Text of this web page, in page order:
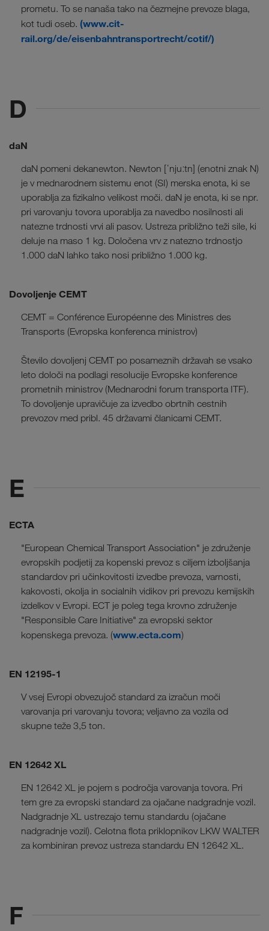
prometu. To se nanaša tako na čezmejne prevoze blaga,
kot tudi oseb. (www.cit-
rail.org/de/eisenbahntransportrecht/cotif/)
D
daN
daN pomeni dekanewton. Newton [ˈnjuːtn] (enotni znak N)
je v mednarodnem sistemu enot (SI) merska enota, ki se
uporablja za fizikalno velikost moči. daN je enota, ki se npr.
pri varovanju tovora uporablja za navedbo nosilnosti ali
natezne trdnosti vrvi ali pasov. Ustreza približno teži sile, ki
deluje na maso 1 kg. Določena vrv z natezno trdnostjo
1.000 daN lahko tako nosi približno 1.000 kg.
Dovoljenje CEMT
CEMT = Conférence Européenne des Ministres des
Transports (Evropska konferenca ministrov)
Število dovoljenj CEMT po posameznih državah se vsako
leto določi na podlagi resolucije Evropske konference
prometnih ministrov (Mednarodni forum transporta ITF).
To dovoljenje upravičuje za izvedbo obrtnih cestnih
prevozov med pribl. 45 državami članicami CEMT.
E
ECTA
"European Chemical Transport Association" je združenje
evropskih podjetij za kopenski prevoz s ciljem izboljšanja
standardov pri učinkovitosti izvedbe prevoza, varnosti,
kakovosti, okolja in socialnih vidikov pri prevozu kemijskih
izdelkov v Evropi. ECT je poleg tega krovno združenje
"Responsible Care Initiative" za evropski sektor
kopenskega prevoza. (www.ecta.com)
EN 12195-1
V vsej Evropi obvezujoč standard za izračun moči
varovanja pri varovanju tovora; veljavno za vozila od
skupne teže 3,5 ton.
EN 12642 XL
EN 12642 XL je pojem s področja varovanja tovora. Pri
tem gre za evropski standard za ojačane nadgradnje vozil.
Nadgradnje XL ustrezajo temu standardu (ojačane
nadgradnje vozil). Celotna flota priklopnikov LKW WALTER
za kombiniran prevoz ustreza standardu EN 12642 XL.
F